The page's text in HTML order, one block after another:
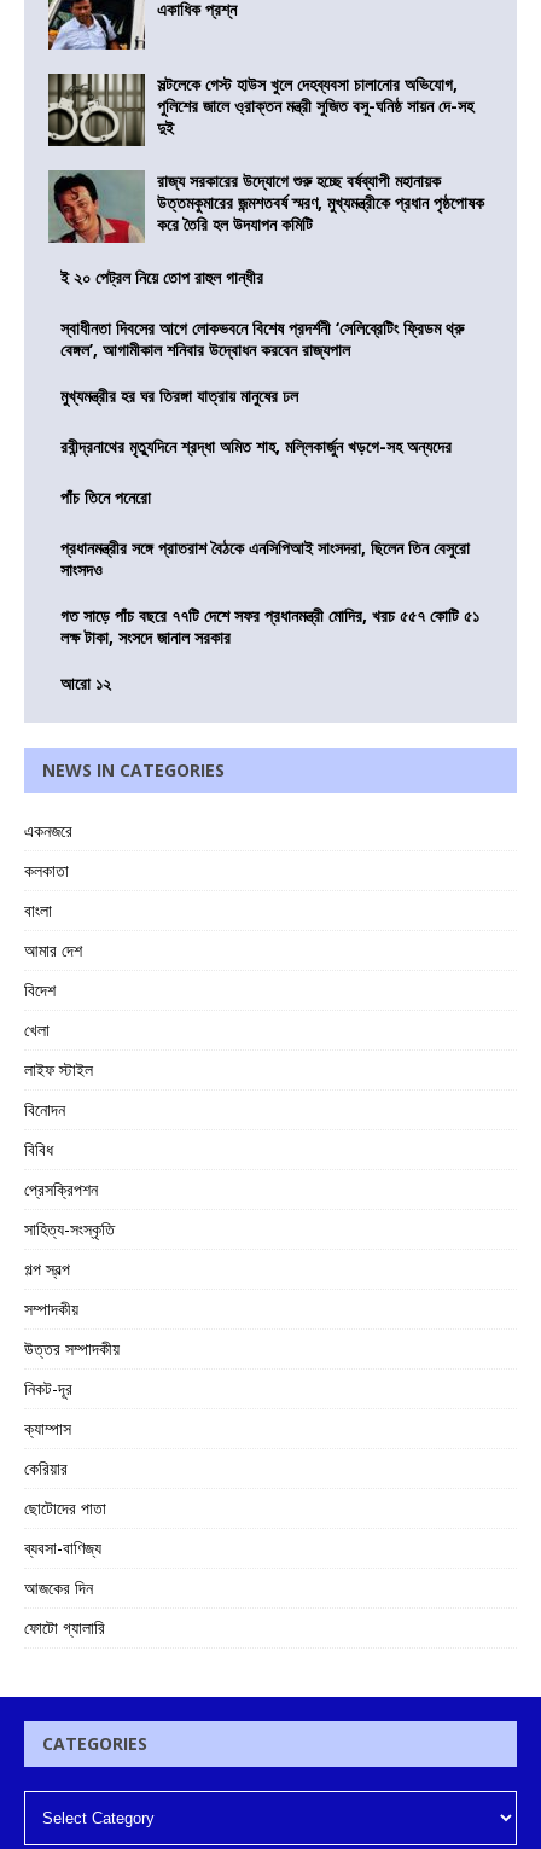
একাধিক প্রশ্ন
সল্টলেকে গেস্ট হাউস খুলে দেহব্যবসা চালানোর অভিযোগ,
পুলিশের জালে ও্রাক্তন মন্ত্রী সুজিত বসু-ঘনিষ্ঠ সায়ন দে-সহ
দুই
রাজ্য সরকারের উদ্যোগে শুরু হচ্ছে বর্ষব্যাপী মহানায়ক
উত্তমকুমারের জন্মশতবর্ষ স্মরণ, মুখ্যমন্ত্রীকে প্রধান পৃষ্ঠপোষক
করে তৈরি হল উদযাপন কমিটি
ই ২০ পেট্রল নিয়ে তোপ রাহুল গান্ধীর
স্বাধীনতা দিবসের আগে লোকভবনে বিশেষ প্রদর্শনী ‘সেলিব্রেটিং ফ্রিডম থ্রু
বেঙ্গল’, আগামীকাল শনিবার উদ্বোধন করবেন রাজ্যপাল
মুখ্যমন্ত্রীর হর ঘর তিরঙ্গা যাত্রায় মানুষের ঢল
রবীন্দ্রনাথের মৃত্যুদিনে শ্রদ্ধা অমিত শাহ, মল্লিকার্জুন খড়গে-সহ অন্যদের
পাঁচ তিনে পনেরো
প্রধানমন্ত্রীর সঙ্গে প্রাতরাশ বৈঠকে এনসিপিআই সাংসদরা, ছিলেন তিন বেসুরো
সাংসদও
গত সাড়ে পাঁচ বছরে ৭৭টি দেশে সফর প্রধানমন্ত্রী মোদির, খরচ ৫৫৭ কোটি ৫১
লক্ষ টাকা, সংসদে জানাল সরকার
আরো ১২
NEWS IN CATEGORIES
একনজরে
কলকাতা
বাংলা
আমার দেশ
বিদেশ
খেলা
লাইফ স্টাইল
বিনোদন
বিবিধ
প্রেসক্রিপশন
সাহিত্য-সংস্কৃতি
গল্প স্বল্প
সম্পাদকীয়
উত্তর সম্পাদকীয়
নিকট-দূর
ক্যাম্পাস
কেরিয়ার
ছোটোদের পাতা
ব্যবসা-বাণিজ্য
আজকের দিন
ফোটো গ্যালারি
CATEGORIES